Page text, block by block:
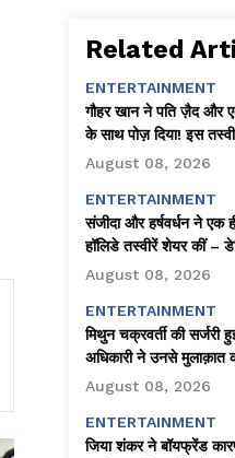
Related
ENTERTAINMENT
गौहर खान ने पति ज़ैद
के साथ पोज़ दिया! इस
धूम मच गई।
August 08, 2026
ENTERTAINMENT
संजीदा और हर्षवर्धन ने एक
हॉलिडे तस्वीरें शेयर कीं –
तेज़!
August 08, 2026
ENTERTAINMENT
मिथुन चक्रवर्ती की सर्जरी
अधिकारी ने उनसे
में जानकारी दी
August 08, 2026
ENTERTAINMENT
जिया शंकर ने बॉयफ्रेंड